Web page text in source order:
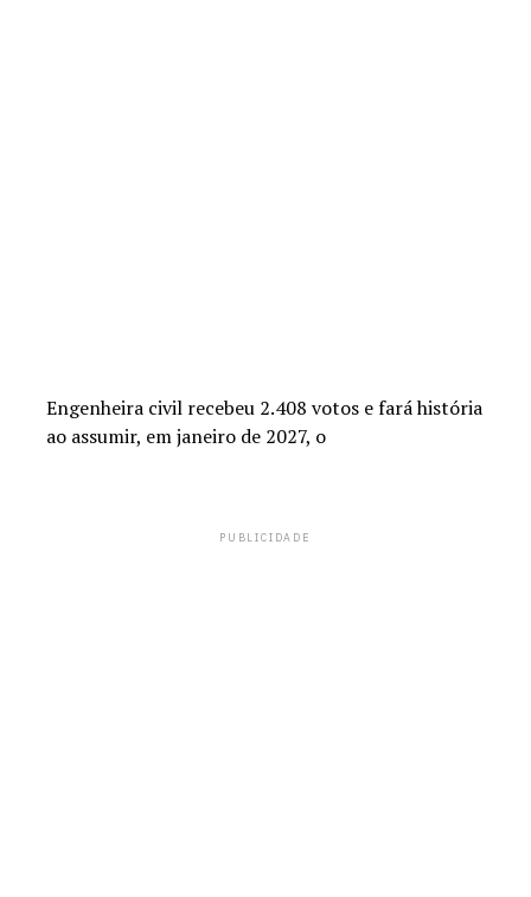
Engenheira civil recebeu 2.408 votos e fará história
ao assumir, em janeiro de 2027, o
PUBLICIDADE